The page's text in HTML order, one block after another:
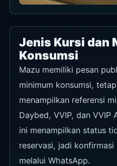
Live Music Corner
Saat ada musik, logo
untuk foto.